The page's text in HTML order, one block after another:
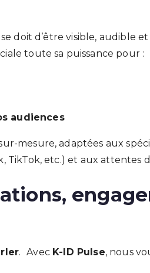
doit d’être visible, audible
toute sa puissance pour :
audiences
mesure, adaptées aux
TikTok, etc.) et aux attentes
. Avec K-ID Pulse, nous